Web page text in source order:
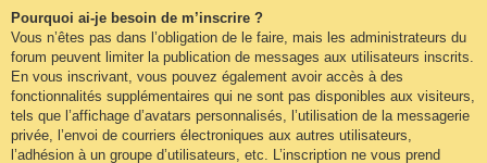
Pourquoi ai-je besoin de m’inscrire ?
Vous n’êtes pas dans l’obligation de le faire, mais les administrateurs du
forum peuvent limiter la publication de messages aux utilisateurs inscrits.
En vous inscrivant, vous pouvez également avoir accès à des
fonctionnalités supplémentaires qui ne sont pas disponibles aux visiteurs,
tels que l’affichage d’avatars personnalisés, l’utilisation de la messagerie
privée, l’envoi de courriers électroniques aux autres utilisateurs,
l’adhésion à un groupe d’utilisateurs, etc. L’inscription ne vous prend